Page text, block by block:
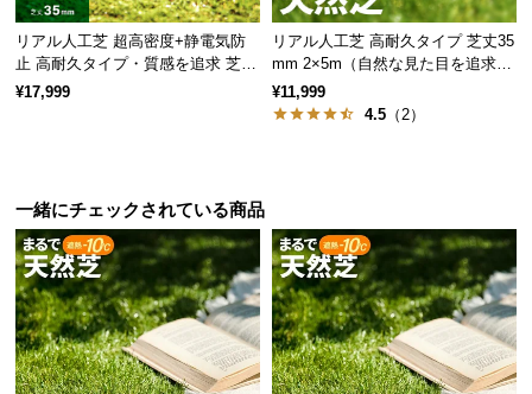
リアル人工芝 超高密度+静電気防
止 高耐久タイプ・質感を追求 芝丈
35mm 1×10m
¥17,999
リアル人工芝 高耐久タイプ 芝丈35
mm 2×5m（自然な見た目を追求・
U字ピン付属）
¥11,999
4.5 （2）
一緒にチェックされている商品